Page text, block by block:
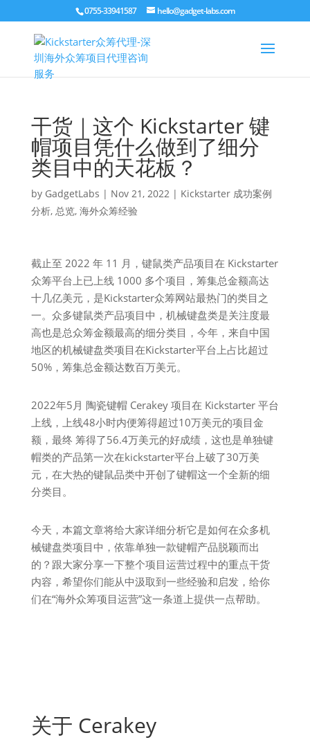
0755-33941587 hello@gadget-labs.com
干货｜这个 Kickstarter 键
帽项目凭什么做到了细分
类目中的天花板？
by GadgetLabs | Nov 21, 2022| Kickstarter 成功案例
分析, 总览, 海外众筹经验
截止至 2022 年 11 月，键鼠类产品项目在 Kickstarter
众筹平台上已上线 1000 多个项目，筹集总金额高达
十几亿美元，是Kickstarter众筹网站最热门的类目之
一。众多键鼠类产品项目中，机械键盘类是关注度最
高也是总众筹金额最高的细分类目，今年，来自中国
地区的机械键盘类项目在Kickstarter平台上占比超过
50%，筹集总金额达数百万美元。
2022年5月 陶瓷键帽 Cerakey 项目在 Kickstarter 平台
上线，上线48小时内便筹得超过10万美元的项目金
额，最终 筹得了56.4万美元的好成绩，这也是单独键
帽类的产品第一次在kickstarter平台上破了30万美
元，在大热的键鼠品类中开创了键帽这一个全新的细
分类目。
今天，本篇文章将给大家详细分析它是如何在众多机
械键盘类项目中，依靠单独一款键帽产品脱颖而出
的？跟大家分享一下整个项目运营过程中的重点干货
内容，希望你们能从中汲取到一些经验和启发，给你
们在“海外众筹项目运营”这一条道上提供一点帮助。
关于 Cerakey